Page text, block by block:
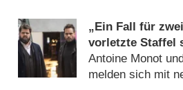
„Ein Fall für
vorletzte Staffel
Antoine Monot
melden sich mit